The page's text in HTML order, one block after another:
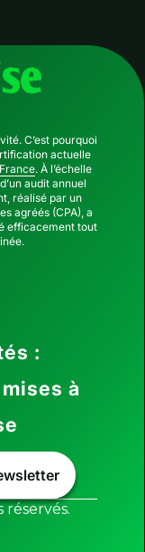
C’est pourquoi
actuelle
. À l’échelle
audit annuel
réalisé par un
agréés (CPA), a
efficacement tout
:
à
réservés.